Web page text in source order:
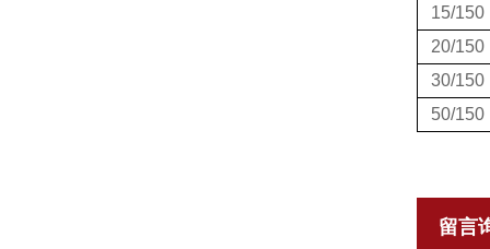
15/150
20/150
30/150
50/150
留言